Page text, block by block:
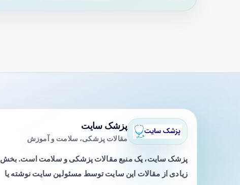
پزشک سایت
مقالات پزشکی، سلامت و آموزش
پزشک سایت، یک منبع مقالات پزشکی و سلامت است. بخش
زیادی از مقالات این سایت توسط مسئولین سایت نوشته یا